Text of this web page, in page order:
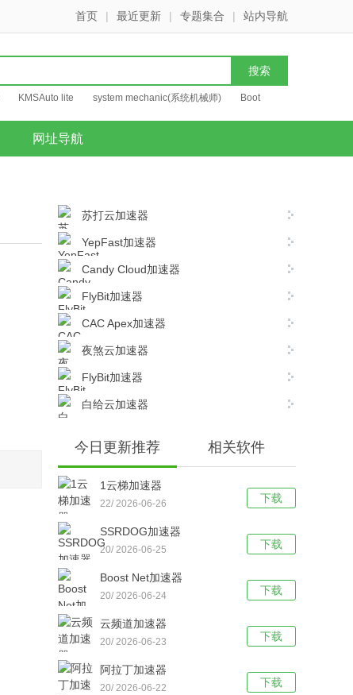
首页 | 最近更新 | 专题集合 | 站内导航
KMSAuto lite system mechanic(系统机械师) Boot
网址导航
苏打云加速器
YepFast加速器
Candy Cloud加速器
FlyBit加速器
CAC Apex加速器
夜煞云加速器
FlyBit加速器
白给云加速器
今日更新推荐 相关软件
下载
1云梯加速器
22/ 2026-06-26
下载
SSRDOG加速器
20/ 2026-06-25
下载
Boost Net加速器
20/ 2026-06-24
下载
云频道加速器
20/ 2026-06-23
下载
阿拉丁加速器
20/ 2026-06-22